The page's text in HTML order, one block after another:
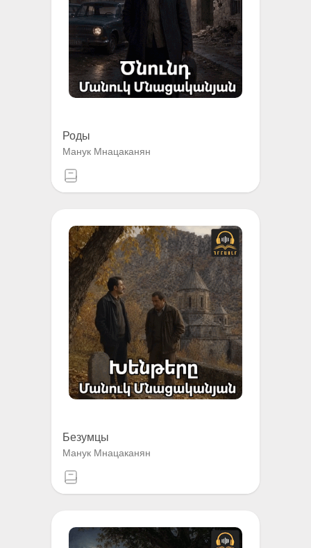
Роды
Манук Мнацаканян
Безумцы
Манук Мнацаканян